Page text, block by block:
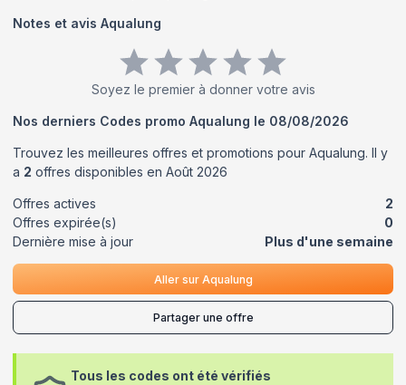
Notes et avis Aqualung
Soyez le premier à donner votre avis
Nos derniers Codes promo Aqualung le 08/08/2026
Trouvez les meilleures offres et promotions pour Aqualung. Il y
a 2 offres disponibles en Août 2026
Offres actives
2
Offres expirée(s)
0
Dernière mise à jour
Plus d'une semaine
Aller sur Aqualung
Partager une offre
Tous les codes ont été vérifiés